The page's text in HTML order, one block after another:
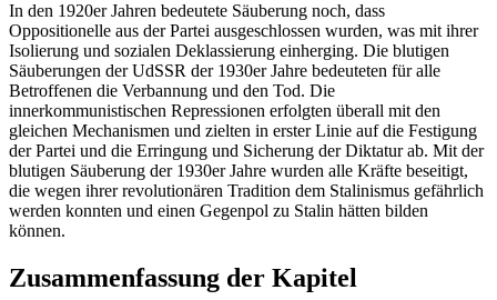
In den 1920er Jahren bedeutete Säuberung noch, dass
Oppositionelle aus der Partei ausgeschlossen wurden, was mit ihrer
Isolierung und sozialen Deklassierung einherging. Die blutigen
Säuberungen der UdSSR der 1930er Jahre bedeuteten für alle
Betroffenen die Verbannung und den Tod. Die
innerkommunistischen Repressionen erfolgten überall mit den
gleichen Mechanismen und zielten in erster Linie auf die Festigung
der Partei und die Erringung und Sicherung der Diktatur ab. Mit der
blutigen Säuberung der 1930er Jahre wurden alle Kräfte beseitigt,
die wegen ihrer revolutionären Tradition dem Stalinismus gefährlich
werden konnten und einen Gegenpol zu Stalin hätten bilden
können.
Zusammenfassung der Kapitel